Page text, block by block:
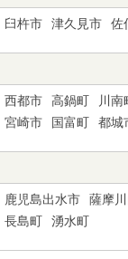
臼杵市 津久見市 佐
西都市 高鍋町 川南
宮崎市
国富町 都城
鹿児島出水市 薩摩
長島町
湧水町